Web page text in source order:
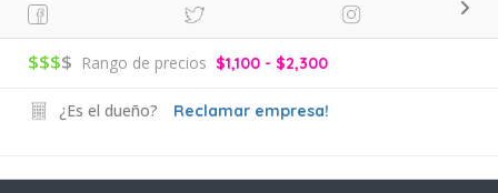
$$$$ Rango de precios $1,100 - $2,300
¿Es el dueño? Reclamar empresa!